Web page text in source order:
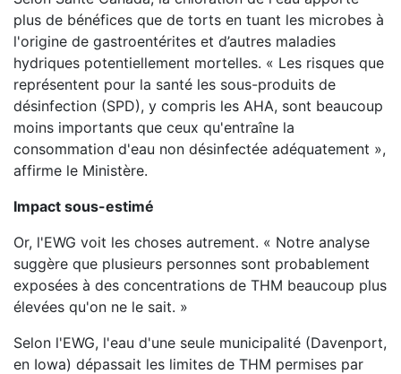
plus de bénéfices que de torts en tuant les microbes à
l'origine de gastroentérites et d’autres maladies
hydriques potentiellement mortelles. « Les risques que
représentent pour la santé les sous-produits de
désinfection (SPD), y compris les AHA, sont beaucoup
moins importants que ceux qu'entraîne la
consommation d'eau non désinfectée adéquatement »,
affirme le Ministère.
Impact sous-estimé
Or, l'EWG voit les choses autrement. « Notre analyse
suggère que plusieurs personnes sont probablement
exposées à des concentrations de THM beaucoup plus
élevées qu'on ne le sait. »
Selon l'EWG, l'eau d'une seule municipalité (Davenport,
en Iowa) dépassait les limites de THM permises par